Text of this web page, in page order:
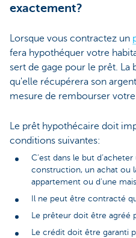
exactement?
Lorsque vous contractez un
fera hypothéquer votre
sert de gage pour le prêt. La
qu'elle récupérera son
mesure de rembourser
Le prêt hypothécaire doit
conditions suivantes:
C’est dans le but
construction, un achat ou
appartement ou d'une
Il ne peut être contracté
Le prêteur doit être agréé
Le crédit doit être garanti